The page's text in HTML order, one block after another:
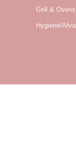
Grill & Ovens
Hygiene/